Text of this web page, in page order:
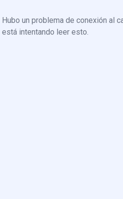
Hubo un problema de conexión al
está intentando leer esto.